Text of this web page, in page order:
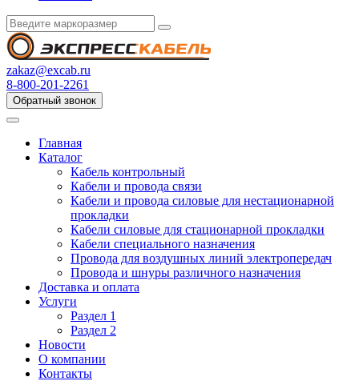
zakaz@excab.ru
8-800-201-2261
Обратный звонок
Главная
Каталог
Кабель контрольный
Кабели и провода связи
Кабели и провода силовые для нестационарной
прокладки
Кабели силовые для стационарной прокладки
Кабели специального назначения
Провода для воздушных линий электропередач
Провода и шнуры различного назначения
Доставка и оплата
Услуги
Раздел 1
Раздел 2
Новости
О компании
Контакты